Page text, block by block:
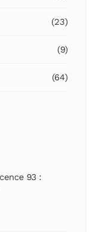
(23)
(9)
(64)
93 :